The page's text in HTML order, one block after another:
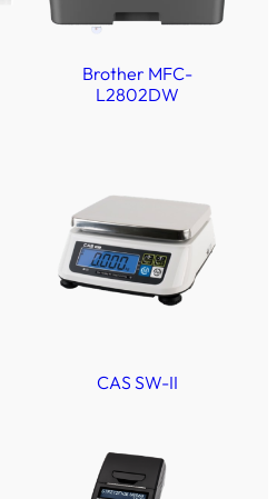
Brother MFC-
L2802DW
CAS SW-II